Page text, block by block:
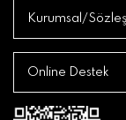
Kurumsal/
Online Destek